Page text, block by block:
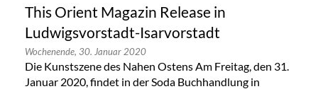
This Orient Magazin Release in
Ludwigsvorstadt-Isarvorstadt
Wochenende, 30. Januar 2020
Die Kunstszene des Nahen Ostens Am Freitag, den 31.
Januar 2020, findet in der Soda Buchhandlung in